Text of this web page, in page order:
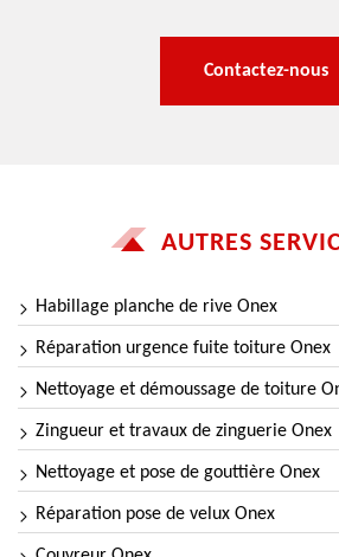
Contactez-nous
AUTRES
Habillage planche de rive Onex
Réparation urgence fuite toiture Onex
Nettoyage et démoussage de toiture
Zingueur et travaux de zinguerie Onex
Nettoyage et pose de gouttière Onex
Réparation pose de velux Onex